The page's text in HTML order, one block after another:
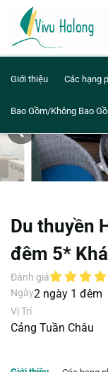
Giới thiệu Các hạng
Bao Gồm/Không Bao
Du thuyền
đêm 5*
Đánh giá
Ngày2 ngày 1 đêm
Vị Trí
Cảng Tuần Châu